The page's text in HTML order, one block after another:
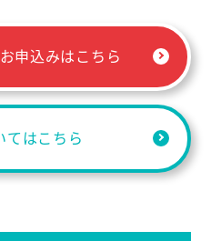
申込みはこちら
てはこちら